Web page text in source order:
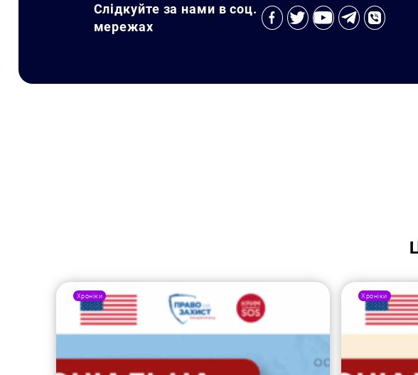
Слідкуйте за нами в соц.
мережах
Хроніки Хроніки